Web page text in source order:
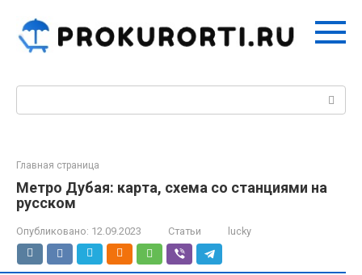
контенту
Поиск:
Главная страница
Метро Дубая: карта, схема со станциями на
русском
Опубликовано: 12.09.2023 Статьи lucky